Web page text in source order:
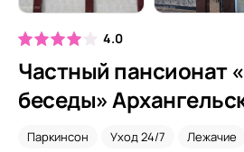
4.0
Частный пансионат
беседы»
Паркинсон Уход 24/7 Лежачие